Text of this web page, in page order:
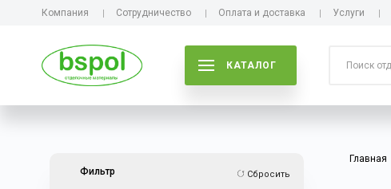
Компания Сотрудничество Оплата и доставка Услуги
КАТАЛОГ
Фильтр Сбросить
Главная